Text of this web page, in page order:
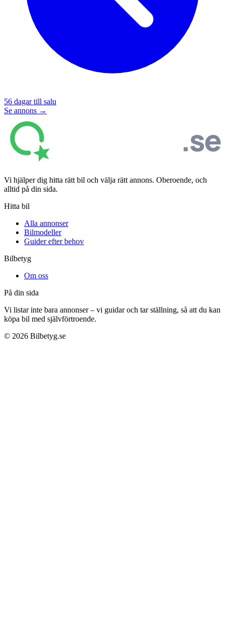
56 dagar till salu
Se annons →
Vi hjälper dig hitta rätt bil och välja rätt annons. Oberoende, och
alltid på din sida.
Hitta bil
Alla annonser
Bilmodeller
Guider efter behov
Bilbetyg
Om oss
På din sida
Vi listar inte bara annonser – vi guidar och tar ställning, så att du kan
köpa bil med självförtroende.
© 2026 Bilbetyg.se